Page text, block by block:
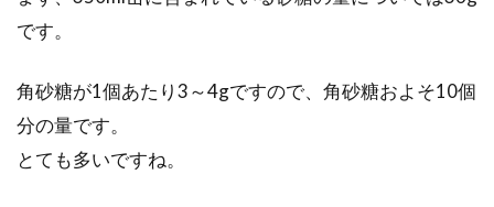
想いを込...
です。
角砂糖が1個あたり3～4gですので、角砂糖およそ10個
分の量です。
とても多いですね。